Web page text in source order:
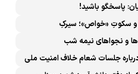
پاسخگو باشید!
و سکوتِ «خواص»؛ سیرکِ
و نجواهای نیمه شب
جلسات شعام خلاف امنیت ملی